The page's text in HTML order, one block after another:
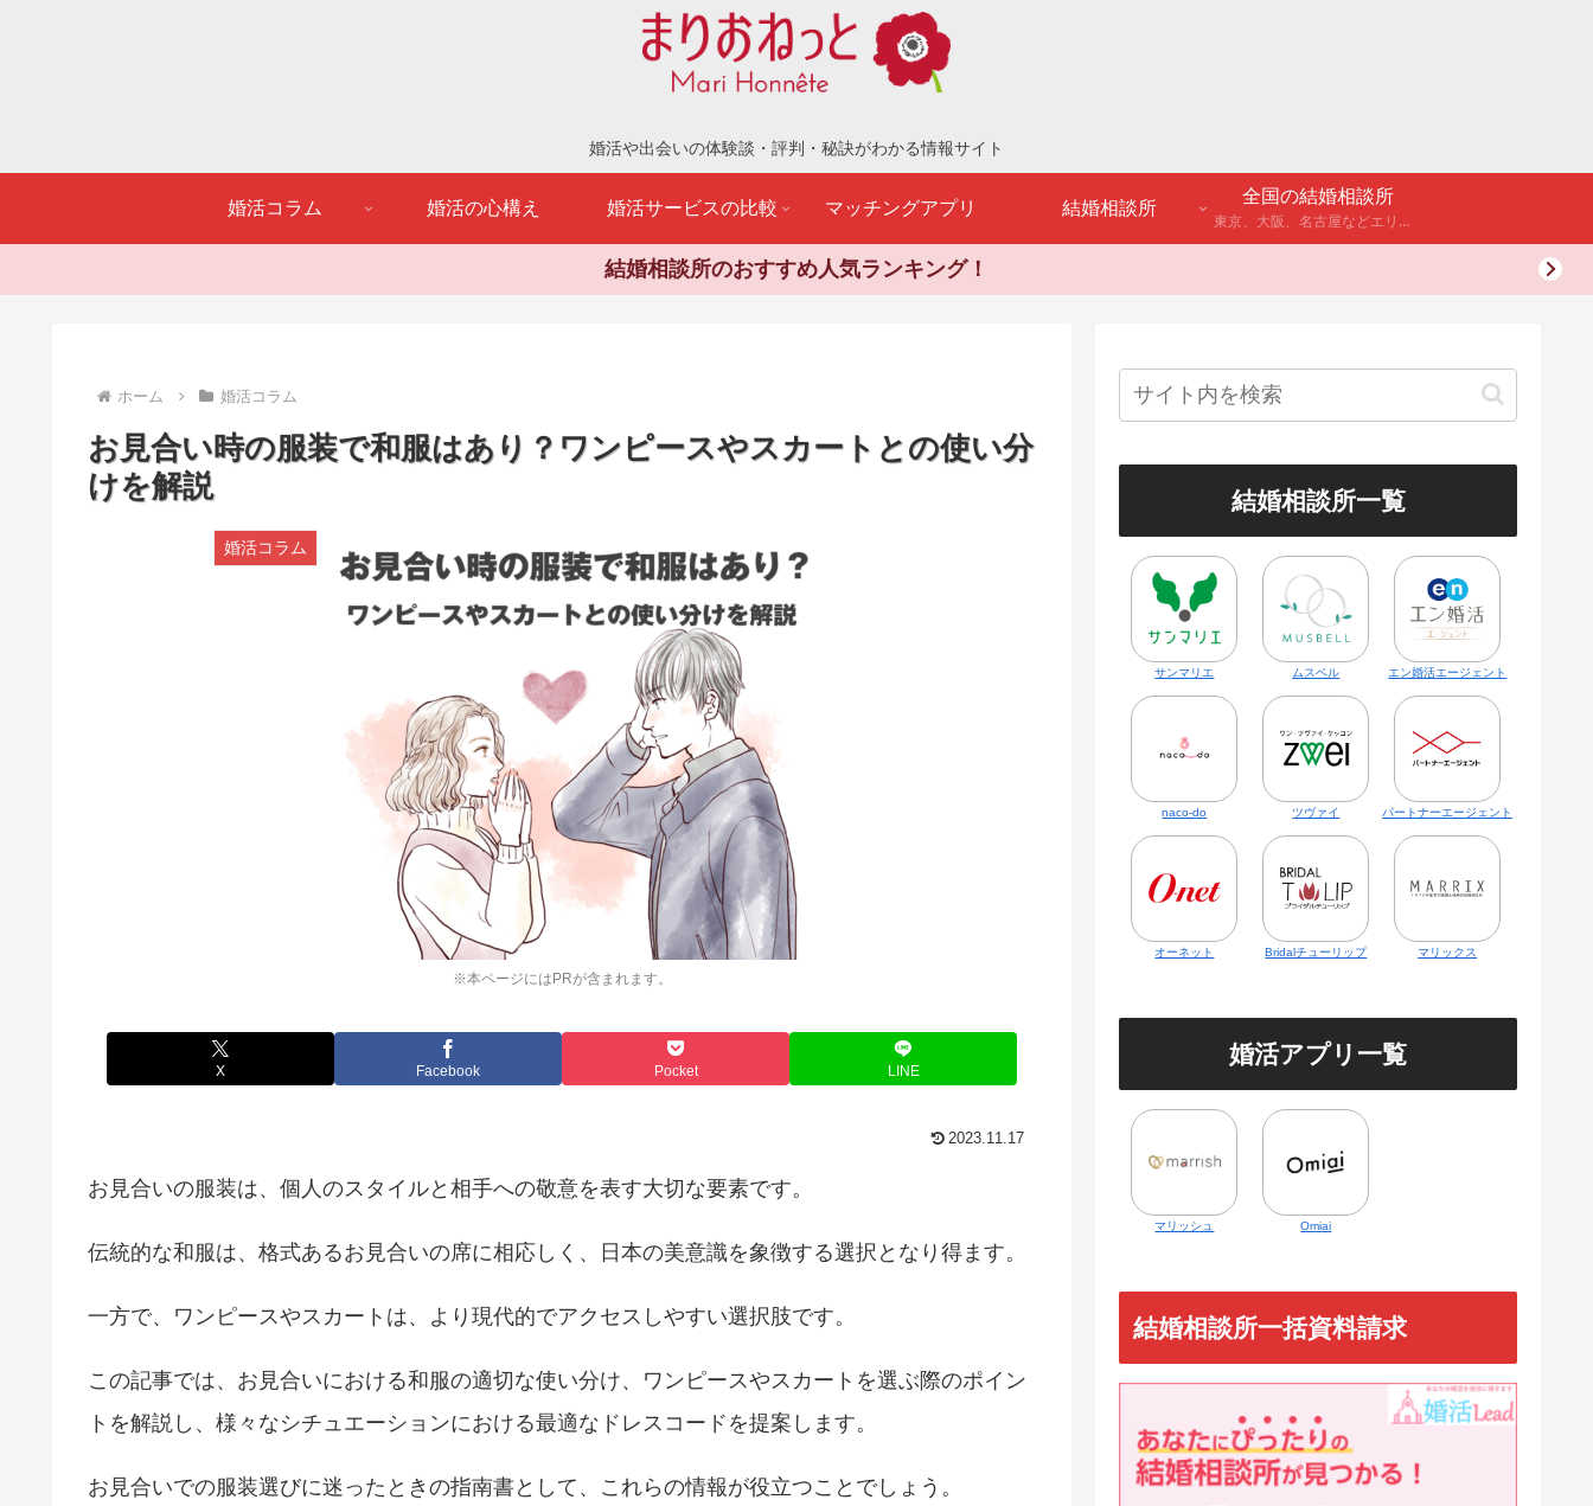
婚活や出会いの体験談・評判・秘訣がわかる情報サイト
婚活コラム 婚活の心構え 婚活サービスの比較 マッチングアプリ 結婚相談所
全国の結婚相談所
東京、大阪、名古屋などエリア別のアンケート調査や結婚相談所・婚活パーティーの体験談などを公開。
結婚相談所のおすすめ人気ランキング！
ホーム 婚活コラム
お見合い時の服装で和服はあり？ワンピースやスカートとの使い分
けを解説
※本ページにはPRが含まれます。
婚活コラム
X Facebook Pocket LINE
2023.11.17
お見合いの服装は、個人のスタイルと相手への敬意を表す大切な要素です。
伝統的な和服は、格式あるお見合いの席に相応しく、日本の美意識を象徴する選択となり得ます。
一方で、ワンピースやスカートは、より現代的でアクセスしやすい選択肢です。
この記事では、お見合いにおける和服の適切な使い分け、ワンピースやスカートを選ぶ際のポイン
トを解説し、様々なシチュエーションにおける最適なドレスコードを提案します。
お見合いでの服装選びに迷ったときの指南書として、これらの情報が役立つことでしょう。
結婚相談所一覧
サンマリエ ムスベル エン婚活エージェント
naco-do ツヴァイ パートナーエージェント
オーネット Bridalチューリップ マリックス
婚活アプリ一覧
マリッシュ Omiai
結婚相談所一括資料請求